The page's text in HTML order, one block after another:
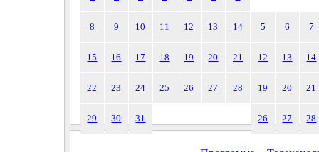
8 9 10 11 12 13 14
15 16 17 18 19 20 21
22 23 24 25 26 27 28
29 30 31
5 6 7
12 13 14
19 20 21
26 27 28